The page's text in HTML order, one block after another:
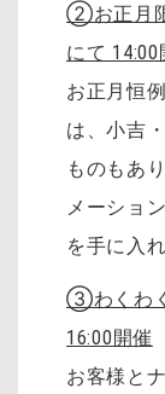
②お正月
にて 14:00
お正月恒
は、小吉
ものもあ
メーショ
を手に入
③わくわ
16:00開催
お客様と